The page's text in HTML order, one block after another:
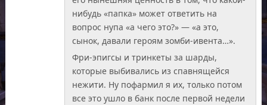
нибудь «папка» может ответить на
вопрос нупа «а чего это?» — «а это,
сынок, давали героям зомби-ивента…».
Фри-эпигсы и тринкеты за шарды,
которые выбивались из спавнящейся
нежити. Ну пофармил я их, только потом
все это ушло в банк после первой недели